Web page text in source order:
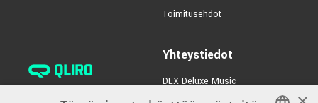
Toimitusehdot
Yhteystiedot
DLX Deluxe Music
verkkokaupan asiakaspalvelu: